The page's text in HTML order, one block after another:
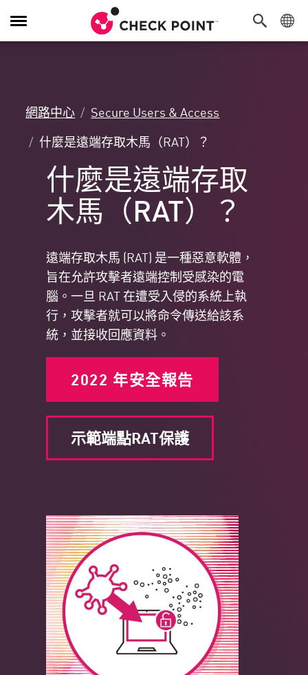
切
換
網路中心
Secure Users & Access
什麼是遠端存取木馬（RAT）？
什麼是遠端存取
木馬（RAT）？
遠端存取木馬 (RAT) 是一種惡意軟體，
旨在允許攻擊者遠端控制受感染的電
腦。一旦 RAT 在遭受入侵的系統上執
行，攻擊者就可以將命令傳送給該系
統，並接收回應資料。
2022 年安全報告
示範端點RAT保護